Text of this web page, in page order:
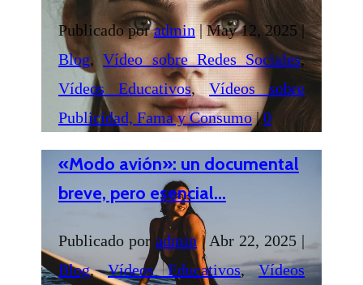
Publicado poradmin|May 12, 2025 |
Blog,Vídeo sobre Redes Sociales,
Vídeos Educativos,Vídeos sobre
Publicidad, Fama y Consumo|0
«Modo avión»: un documental
breve, pero esencial...
Publicado por admin| Abr 22, 2025 |
Blog,Vídeos Educativos,Vídeos